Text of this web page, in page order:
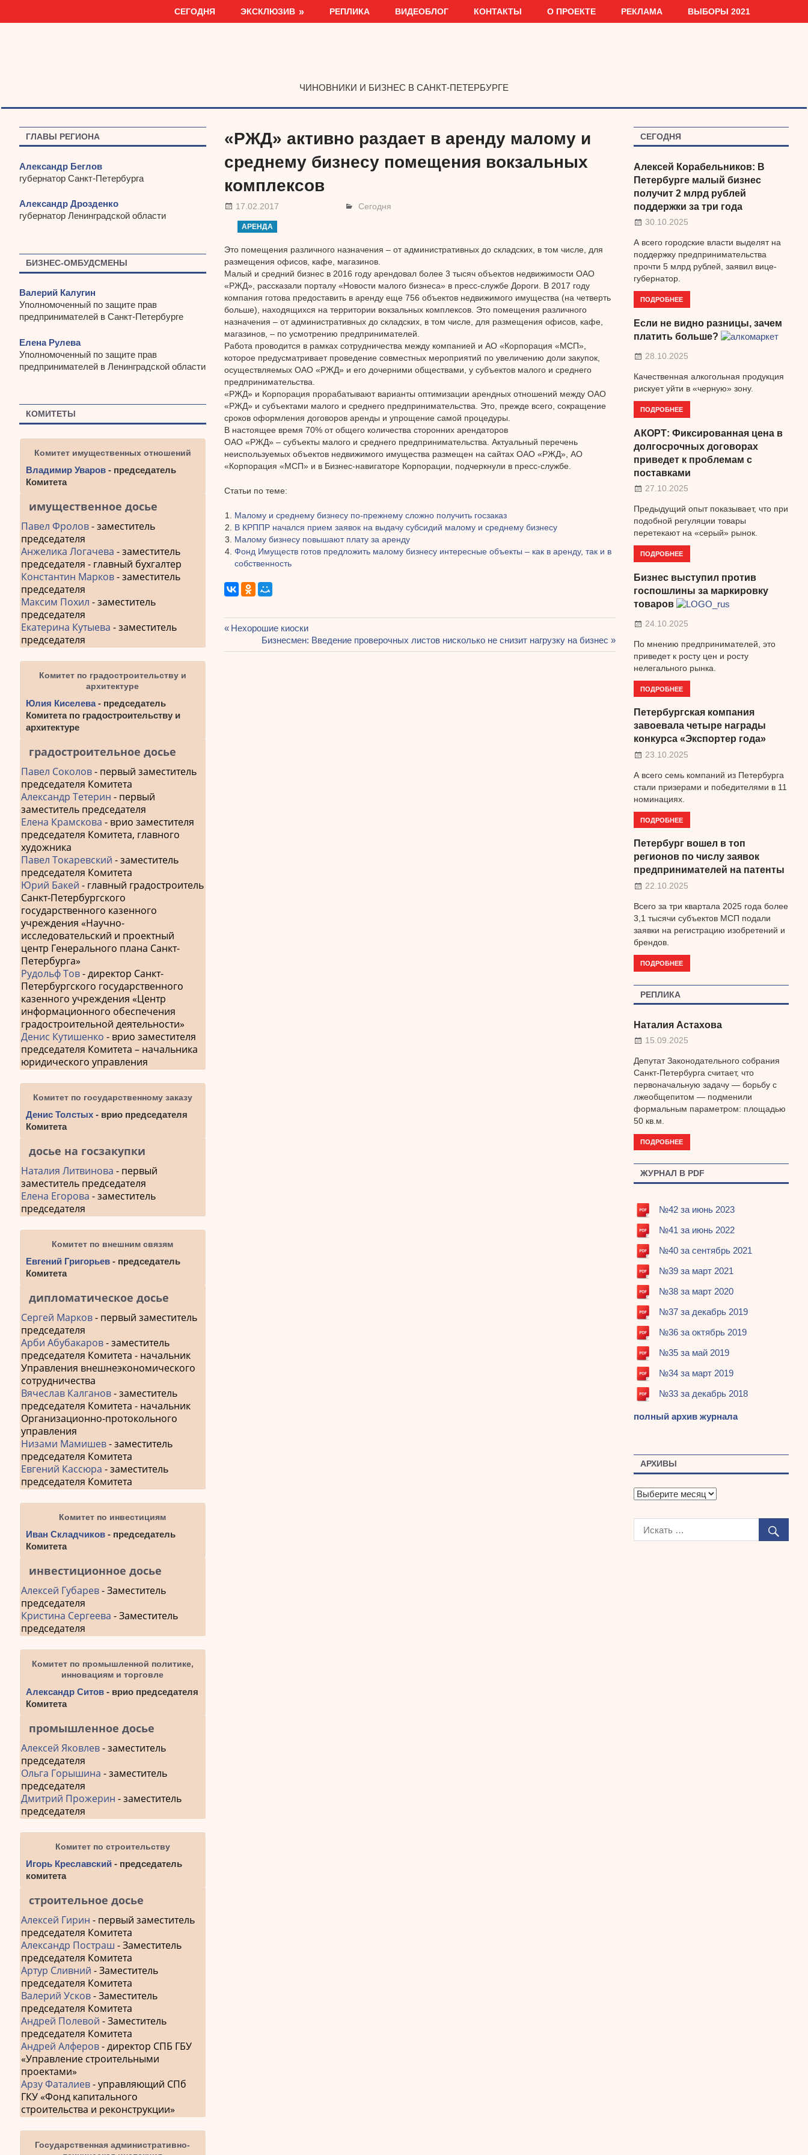
СЕГОДНЯ ЭКСКЛЮЗИВ РЕПЛИКА ВИДЕОБЛОГ КОНТАКТЫ О ПРОЕКТЕ РЕКЛАМА ВЫБОРЫ 2021
ЧИНОВНИКИ И БИЗНЕС В САНКТ-ПЕТЕРБУРГЕ
«РЖД» активно раздает в аренду малому и
среднему бизнесу помещения вокзальных
комплексов
17.02.2017 Сегодня
АРЕНДА
Это помещения различного назначения – от административных до складских, в том числе, для
размещения офисов, кафе, магазинов.
Малый и средний бизнес в 2016 году арендовал более 3 тысяч объектов недвижимости ОАО
«РЖД», рассказали порталу «Новости малого бизнеса» в пресс-службе Дороги. В 2017 году
компания готова предоставить в аренду еще 756 объектов недвижимого имущества (на четверть
больше), находящихся на территории вокзальных комплексов. Это помещения различного
назначения – от административных до складских, в том числе, для размещения офисов, кафе,
магазинов, – по усмотрению предпринимателей.
Работа проводится в рамках сотрудничества между компанией и АО «Корпорация «МСП»,
которое предусматривает проведение совместных мероприятий по увеличению доли закупок,
осуществляемых ОАО «РЖД» и его дочерними обществами, у субъектов малого и среднего
предпринимательства.
«РЖД» и Корпорация прорабатывают варианты оптимизации арендных отношений между ОАО
«РЖД» и субъектами малого и среднего предпринимательства. Это, прежде всего, сокращение
сроков оформления договоров аренды и упрощение самой процедуры.
В настоящее время 70% от общего количества сторонних арендаторов
ОАО «РЖД» – субъекты малого и среднего предпринимательства. Актуальный перечень
неиспользуемых объектов недвижимого имущества размещен на сайтах ОАО «РЖД», АО
«Корпорация «МСП» и в Бизнес-навигаторе Корпорации, подчеркнули в пресс-службе.
Статьи по теме:
Малому и среднему бизнесу по-прежнему сложно получить госзаказ
В КРППР начался прием заявок на выдачу субсидий малому и среднему бизнесу
Малому бизнесу повышают плату за аренду
Фонд Имуществ готов предложить малому бизнесу интересные объекты – как в аренду, так и в
собственность
Навигация
Предыдущая
Нехорошие киоски
Следующая
запись:
Бизнесмен: Введение проверочных листов нисколько не снизит нагрузку на бизнес
ГЛАВЫ РЕГИОНА
Александр Беглов
губернатор Санкт-Петербурга
Александр Дрозденко
губернатор Ленинградской области
БИЗНЕС-ОМБУДСМЕНЫ
Валерий Калугин
Уполномоченный по защите прав
предпринимателей в Санкт-Петербурге
Елена Рулева
Уполномоченный по защите прав
предпринимателей в Ленинградской области
КОМИТЕТЫ
Комитет имущественных отношений
Владимир Уваров - председатель
Комитета
имущественное досье
Павел Фролов- заместитель
председателя
Анжелика Логачева - заместитель
председателя - главный бухгалтер
Константин Марков- заместитель
председателя
Максим Похил - заместитель
председателя
Екатерина Кутыева - заместитель
председателя
Комитет по градостроительству и
архитектуре
Юлия Киселева- председатель
Комитета по градостроительству и
архитектуре
градостроительное досье
Павел Соколов- первый заместитель
председателя Комитета
Александр Тетерин - первый
заместитель председателя
Елена Крамскова - врио заместителя
председателя Комитета, главного
художника
Павел Токаревский - заместитель
председателя Комитета
Юрий Бакей - главный градостроитель
Санкт-Петербургского
государственного казенного
учреждения «Научно-
исследовательский и проектный
центр Генерального плана Санкт-
Петербурга»
Рудольф Тов- директор Санкт-
Петербургского государственного
казенного учреждения «Центр
информационного обеспечения
градостроительной деятельности»
Денис Кутишенко - врио заместителя
председателя Комитета – начальника
юридического управления
Комитет по государственному заказу
Денис Толстых - врио председателя
Комитета
досье на госзакупки
Наталия Литвинова - первый
заместитель председателя
Елена Егорова - заместитель
председателя
Комитет по внешним связям
Евгений Григорьев - председатель
Комитета
дипломатическое досье
Сергей Марков- первый заместитель
председателя
Арби Абубакаров- заместитель
председателя Комитета - начальник
Управления внешнеэкономического
сотрудничества
Вячеслав Калганов- заместитель
председателя Комитета - начальник
Организационно-протокольного
управления
Низами Мамишев- заместитель
председателя Комитета
Евгений Кассюра - заместитель
председателя Комитета
Комитет по инвестициям
Иван Складчиков - председатель
Комитета
инвестиционное досье
Алексей Губарев- Заместитель
председателя
Кристина Сергеева - Заместитель
председателя
Комитет по промышленной политике,
инновациям и торговле
Александр Ситов - врио председателя
Комитета
промышленное досье
Алексей Яковлев- заместитель
председателя
Ольга Горышина - заместитель
председателя
Дмитрий Прожерин - заместитель
председателя
Комитет по строительству
Игорь Креславский - председатель
комитета
строительное досье
Алексей Гирин - первый заместитель
председателя Комитета
Александр Постраш - Заместитель
председателя Комитета
Артур Сливний - Заместитель
председателя Комитета
Валерий Усков- Заместитель
председателя Комитета
Андрей Полевой - Заместитель
председателя Комитета
Андрей Алферов- директор СПБ ГБУ
«Управление строительными
проектами»
Арзу Фаталиев- управляющий СПб
ГКУ «Фонд капитального
строительства и реконструкции»
Государственная административно-
СЕГОДНЯ
Алексей Корабельников: В
Петербурге малый бизнес
получит 2 млрд рублей
поддержки за три года
30.10.2025
А всего городские власти выделят на
поддержку предпринимательства
прочти 5 млрд рублей, заявил вице-
губернатор.
ПОДРОБНЕЕ
Если не видно разницы, зачем
платить больше?
28.10.2025
Качественная алкогольная продукция
рискует уйти в «черную» зону.
ПОДРОБНЕЕ
АКОРТ: Фиксированная цена в
долгосрочных договорах
приведет к проблемам с
поставками
27.10.2025
Предыдущий опыт показывает, что при
подобной регуляции товары
перетекают на «серый» рынок.
ПОДРОБНЕЕ
Бизнес выступил против
госпошлины за маркировку
товаров
24.10.2025
По мнению предпринимателей, это
приведет к росту цен и росту
нелегального рынка.
ПОДРОБНЕЕ
Петербургская компания
завоевала четыре награды
конкурса «Экспортер года»
23.10.2025
А всего семь компаний из Петербурга
стали призерами и победителями в 11
номинациях.
ПОДРОБНЕЕ
Петербург вошел в топ
регионов по числу заявок
предпринимателей на патенты
22.10.2025
Всего за три квартала 2025 года более
3,1 тысячи субъектов МСП подали
заявки на регистрацию изобретений и
брендов.
ПОДРОБНЕЕ
РЕПЛИКА
Наталия Астахова
15.09.2025
Депутат Законодательного собрания
Санкт-Петербурга считает, что
первоначальную задачу — борьбу с
лжеобщепитом — подменили
формальным параметром: площадью
50 кв.м.
ПОДРОБНЕЕ
ЖУРНАЛ В PDF
№42 за июнь 2023
№41 за июнь 2022
№40 за сентябрь 2021
№39 за март 2021
№38 за март 2020
№37 за декабрь 2019
№36 за октябрь 2019
№35 за май 2019
№34 за март 2019
№33 за декабрь 2018
полный архив журнала
АРХИВЫ
А
х
в